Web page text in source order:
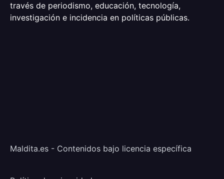
través de periodismo, educación, tecnología,
investigación e incidencia en políticas públicas.
Maldita.es - Contenidos bajo licencia específica